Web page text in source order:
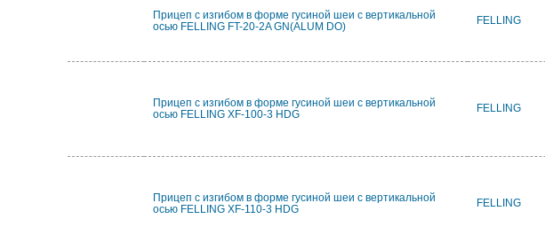
Прицеп с изгибом в форме гусиной шеи с вертикальной
осью FELLING FT-20-2A GN(ALUM DO)
FELLING
Прицеп с изгибом в форме гусиной шеи с вертикальной
осью FELLING XF-100-3 HDG
FELLING
Прицеп с изгибом в форме гусиной шеи с вертикальной
осью FELLING XF-110-3 HDG
FELLING